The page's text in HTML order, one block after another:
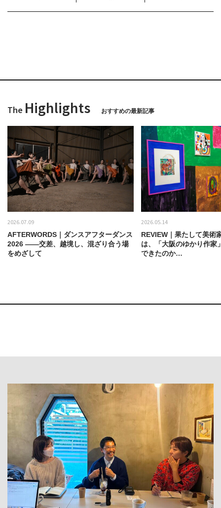
The Highlights おすすめの最新記事
2026.07.09
AFTERWORDS｜ダンスアフターダンス
2026 ——交差、越境し、混ざり合う場
をめざして
2026.05.14
REVIEW｜果たして美術
は、「大阪のゆかり作家
できたのか…